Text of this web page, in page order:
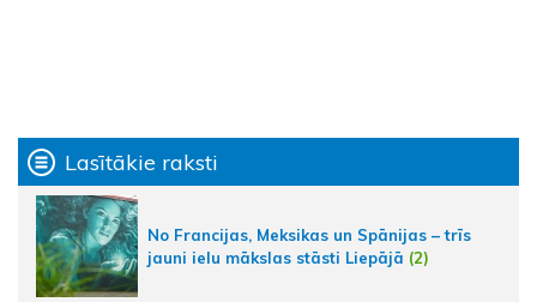
Lasītākie raksti
No Francijas, Meksikas un Spānijas – trīs
jauni ielu mākslas stāsti Liepājā (2)